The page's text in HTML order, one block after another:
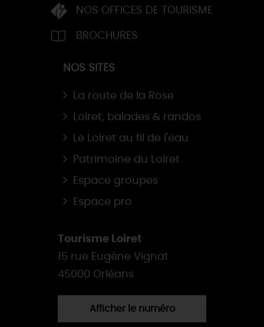
NOS OFFICES DE TOURISME
BROCHURES
NOS SITES
La route de la Rose
Loiret, balades & randos
Le Loiret au fil de l'eau
Patrimoine du Loiret
Espace groupes
Espace pro
Tourisme Loiret
15 rue Eugène Vignat
45000 Orléans
Afficher le numéro